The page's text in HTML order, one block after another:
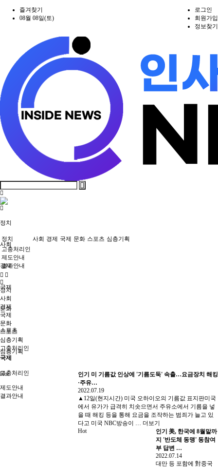
즐겨찾기
08월 08일(토)
로그인
회원가입
정보찾기
정치
사회
경제
국제
문화
스포츠
심층기획
고충처리인
제도안내
결과안내
정치 사회 경제 국제 문화 스포츠 심층기획
고충처리인
제도안내
결과안내
정치
사회
경제
국제
문화
스포츠
심층기획
고충처리인
국제
Hot 인기
미 기름값 인상에 '기름도둑' 속출…요금장치 해킹
·주유…
2022.07.19
▲12일(현지시간) 미국 오하이오의 기름값 표지판미국
에서 유가가 급격히 치솟으면서 주유소에서 기름을 넣
을 때 해킹 등을 통해 요금을 조작하는 범죄가 늘고 있
다고 미국 NBC방송이 … 더보기
Hot
인기 美, 한국에 8월말까
지 '반도체 동맹' 동참여
부 답변 …
2022.07.14
대만 등 포함에 對중국